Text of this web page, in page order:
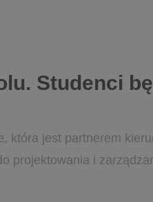
Studenci
która jest partnerem
projektowania i